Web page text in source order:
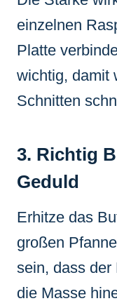
einzelnen
Platte
wichtig, damit
Schnitten
3. Richtig
Geduld
Erhitze das
großen
sein, dass der
die Masse